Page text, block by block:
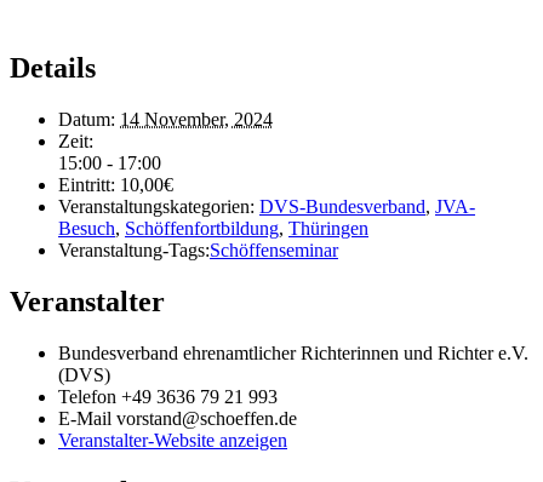
Details
Datum: 14 November, 2024
Zeit:
15:00 - 17:00
Eintritt: 10,00€
Veranstaltungskategorien: DVS-Bundesverband, JVA-
Besuch, Schöffenfortbildung, Thüringen
Veranstaltung-Tags:Schöffenseminar
Veranstalter
Bundesverband ehrenamtlicher Richterinnen und Richter e.V.
(DVS)
Telefon +49 3636 79 21 993
E-Mail vorstand@schoeffen.de
Veranstalter-Website anzeigen